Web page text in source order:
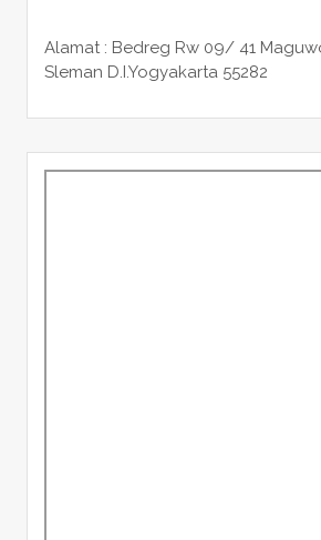
Alamat : Bedreg Rw 09/ 41
Sleman D.I.Yogyakarta 55282